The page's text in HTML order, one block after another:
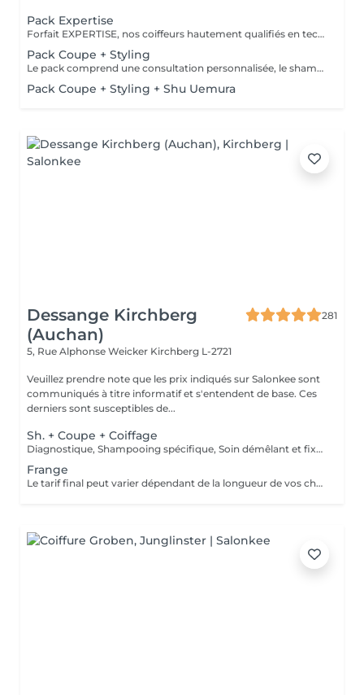
Pack Expertise
Forfait EXPERTISE, nos coiffeurs hautement qualifiés en technique anglo-saxonne, en formation continu et diplômés d’une académie anglaise à Paris. Vous offre une séance d’une heure avec votre coach en suivi beauté. Ce pack inclus : 1 h de prestation Un diagnostique personnalisé Shampoing spécifique Haircare Conditioner spécifique Produit de coiffage Coupe Styling Produit de finition
Pack Coupe + Styling
Le pack comprend une consultation personnalisée, le shampooing et le conditionneur spécifiques REDKEN , la coupe IGORANCE (finitions sur cheveux secs) , le séchage et les produits de styling REDKEN * Tarifs à titre indicatifs à confirmer après la consultation personnalisée établit auprès de votre coiffeur/stylist/spécialiste * La direction se réserve le droit d’apporter des modifications pour le bon fonctionnement du salon
Pack Coupe + Styling + Shu Uemura
Dessange Kirchberg
(Auchan)
281
5, Rue Alphonse Weicker Kirchberg L-2721
Veuillez prendre note que les prix indiqués sur Salonkee sont
communiqués à titre informatif et s'entendent de base. Ces
derniers sont susceptibles de...
Sh. + Coupe + Coiffage
Diagnostique, Shampooing spécifique, Soin démêlant et fixation inclus. Veuillez prendre note que les prix indiqués sur Salonkee sont communiqués à titre informatif et s'entendent de base. Ces derniers sont susceptibles de varier selon le diagnostic réalisé à votre arrivée au salon et l'expertise du professionnel à qui vous confiez votre beauté. Dans tous les cas, un devis précis vous sera proposé et toutes réalisations de prestations seront effectuées avec votre accord.
Frange
Le tarif final peut varier dépendant de la longueur de vos cheveux ainsi que des soins et produits utilisés.